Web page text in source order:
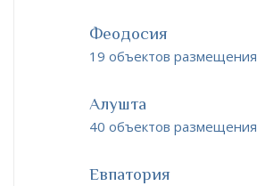
Феодосия
19 объектов размещения
Алушта
40 объектов размещения
Евпатория